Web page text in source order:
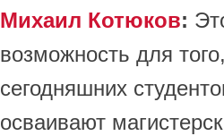
Михаил Котюков:
возможность для
сегодняшних
осваивают